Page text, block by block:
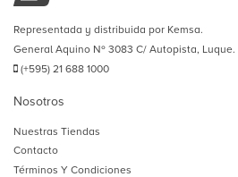
Representada y distribuida por Kemsa.
General Aquino Nº 3083 C/ Autopista, Luque.
(+595) 21 688 1000
Nosotros
Nuestras Tiendas
Contacto
Términos Y Condiciones